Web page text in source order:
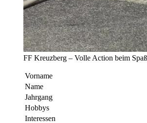
FF Kreuzberg – Volle Action beim
Vorname
Name
Jahrgang
Hobbys
Interessen